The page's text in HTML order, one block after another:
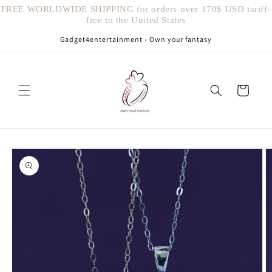
FREE WORLDWIDE SHIPPING for orders over 170$ USD tariff-
free to the United States
direttamente
Gadget4entertainment - Own your fantasy
Carrello
Passa alle
informazioni
sul prodotto